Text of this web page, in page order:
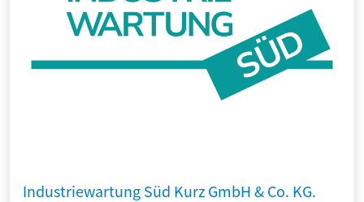
Industriewartung Süd Kurz GmbH & Co. KG.